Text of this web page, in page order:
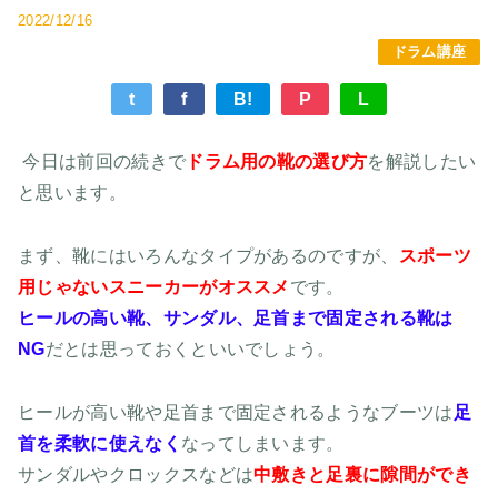
2022/12/16
ドラム講座
t f B! P L
今日は前回の続きで ドラム用の靴の選び方を解説したい
と思います。
まず、靴にはいろんなタイプがあるのですが、
スポーツ
用じゃないスニーカーがオススメ です。
ヒールの高い靴、サンダル、足首まで固定される靴は
NGだとは思っておくといいでしょう。
ヒールが高い靴や足首まで固定されるようなブーツは 足
首を柔軟に使えなく なってしまいます。
サンダルやクロックスなどは中敷きと足裏に隙間ができ